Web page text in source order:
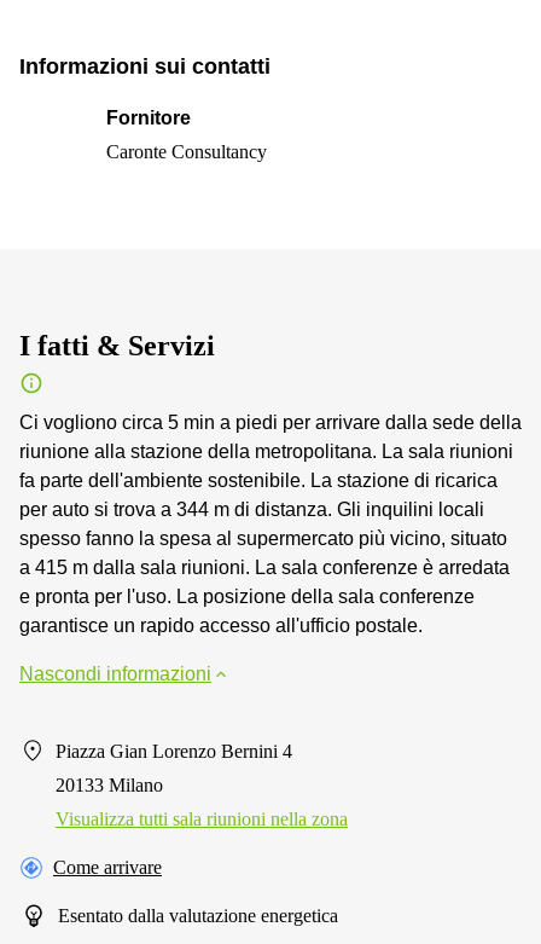
Informazioni sui contatti
Fornitore
Caronte Consultancy
I fatti & Servizi
Ci vogliono circa 5 min a piedi per arrivare dalla sede della
riunione alla stazione della metropolitana. La sala riunioni
fa parte dell'ambiente sostenibile. La stazione di ricarica
per auto si trova a 344 m di distanza. Gli inquilini locali
spesso fanno la spesa al supermercato più vicino, situato
a 415 m dalla sala riunioni. La sala conferenze è arredata
e pronta per l'uso. La posizione della sala conferenze
garantisce un rapido accesso all'ufficio postale.
Nascondi informazioni
Piazza Gian Lorenzo Bernini 4
20133 Milano
Visualizza tutti sala riunioni nella zona
Come arrivare
Esentato dalla valutazione energetica